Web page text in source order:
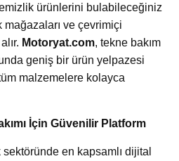
ürünlerini bulabileceğiniz
ve çevrimiçi
Motoryat.com, tekne bakım
geniş bir ürün yelpazesi
malzemelere kolayca
İçin Güvenilir Platform
en kapsamlı dijital